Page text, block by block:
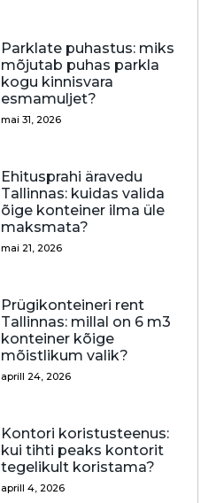
Parklate puhastus: miks
mõjutab puhas parkla
kogu kinnisvara
esmamuljet?
mai 31, 2026
Ehitusprahi äravedu
Tallinnas: kuidas valida
õige konteiner ilma üle
maksmata?
mai 21, 2026
Prügikonteineri rent
Tallinnas: millal on 6 m3
konteiner kõige
mõistlikum valik?
aprill 24, 2026
Kontori koristusteenus:
kui tihti peaks kontorit
tegelikult koristama?
aprill 4, 2026